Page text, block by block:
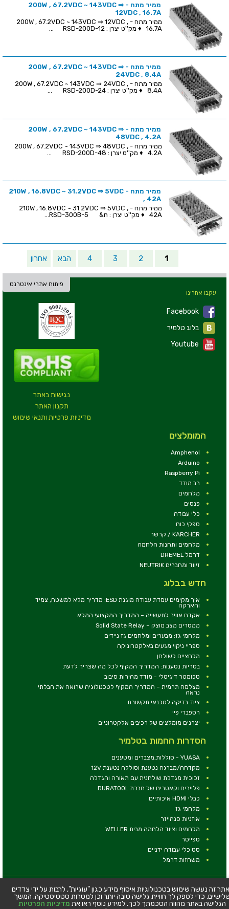
ממיר מתח - 200W , 67.2VDC ~ 143VDC ⇒
12VDC , 16.7A
ממיר מתח - 200W , 67.2VDC ~ 143VDC ⇒ 12VDC ,
16.7A ♦ מק''ט יצרן : RSD-200D-12 ...
ממיר מתח - 200W , 67.2VDC ~ 143VDC ⇒
24VDC , 8.4A
ממיר מתח - 200W , 67.2VDC ~ 143VDC ⇒ 24VDC ,
8.4A ♦ מק''ט יצרן : RSD-200D-24 ...
ממיר מתח - 200W , 67.2VDC ~ 143VDC ⇒
48VDC , 4.2A
ממיר מתח - 200W , 67.2VDC ~ 143VDC ⇒ 48VDC ,
4.2A ♦ מק''ט יצרן : RSD-200D-48 ...
ממיר מתח - 210W , 16.8VDC ~ 31.2VDC ⇒ 5VDC
, 42A
ממיר מתח - 210W , 16.8VDC ~ 31.2VDC ⇒ 5VDC ,
42A ♦ מק''ט יצרן : RSD-300B-5 &n...
1
2
3
4 הבא אחרון
פיתוח אתרי אינטרנט
נגישות באתר
תקנון האתר
מדיניות פרטיות ותנאי שימוש
עקבו אחרינו
Facebook
Youtube
המומלצים
Amphenol
Arduino
Raspberry Pi
רב מודד
מלחמים
פנסים
כלי עבודה
ספקי כוח
KARCHER / קרשר
מלחמים ותחנות הלחמה
דרמל DREMEL
זיווד ומחברים NEUTRIK
חדש בבלוג
איך מקימים עמדת עבודה מוגנת ESD: מדריך מלא למשטח, צמיד
והארקה
אקדח אוויר לתעשייה – המדריך המקצועי המלא
ממסרים מצב מוצק – Solid State Relay
מלחמי גז: מבערים ומלחמים גז ניידים
ספריי ניקוי מגעים באלקטרוניקה
מלחציים לשולחן
בטריות נטענות: המדריך המקיף לכל מה שצריך לדעת
טכומטר דיגיטלי - מודד מהירות סיבוב
מצלמה תרמית – המדריך המקיף לטכנולוגיה שרואה את הבלתי
נראה
ציוד בדיקה לטכנאי תקשורת
רספברי פיי
יצרנים מומלצים של רכיבים אלקטרוניים
הסדרות החמות בטלמיר
YUASA - סוללות,מצברים ומטענים
מקדחה/מברגה נטענת וסוללה נטענת 12V
זכוכית מגדלת שולחנית עם תאורה והגדלה
פליירים וקאטרים של חברת DURATOOL
כבלי HDMI איכותיים
מלחמי גז
אוזניות סנהייזר
מלחמים וציוד הלחמה מבית WELLER
ספייסר
סט כלי עבודה ידניים
משחזות דרמל
© כל הזכויות שמורות - טלמיר אלקטרוניקה בע''מ
כתובת: דרך העצמאות 63, חיפה
טלפון:04-8534564
זה נעשה שימוש בטכנולוגיות איסוף מידע כגון "עוגיות", לרבות על ידי צדדים
כדי לספק לך חוויית גלישה טובה יותר וכן למטרות סטטיסטיקה. המשך
הגלישה באתר מהווה הסכמתך לכך. למידע נוסף ראו את מדיניות הפרטיות